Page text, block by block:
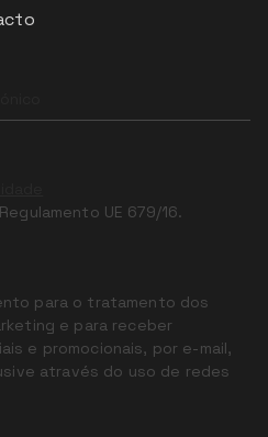
UE 679/16.
para o tratamento dos
e para receber
e promocionais, por e-mail,
através do uso de redes